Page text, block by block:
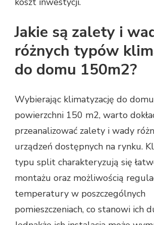
Jakie są zalety i
różnych typów
do domu 150m2?
Wybierając klimatyzację do
powierzchni 150 m2, warto
przeanalizować zalety i wady
urządzeń dostępnych na rynku.
typu split charakteryzują się
montażu oraz możliwością
temperatury w poszczególnych
pomieszczeniach, co stanowi ich